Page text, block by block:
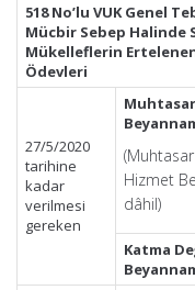
518 No’lu VUK Genel
Mücbir Sebep Halinde
Mükelleflerin
Ödevleri
27/5/2020
tarihine
kadar
verilmesi
gereken
Muhtasar
Hizmet
dâhil)
Katma